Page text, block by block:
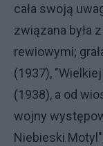
cała swoją
związana była
rewiowymi;
(1937),
(1938), a od
wojny
Niebieski